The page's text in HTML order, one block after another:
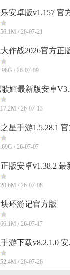
安卓版v1.157 官
/ 26-07-21
作战2026官方正
/ 26-07-09
姬最新版安卓
/ 26-07-13
星手游1.5.28.1
/ 26-07-07
版安卓v1.38.2 最
/ 26-07-08
环游记官方版
最新版
/ 26-07-17
游下载v8.2.1.0 安
/ 26-07-26